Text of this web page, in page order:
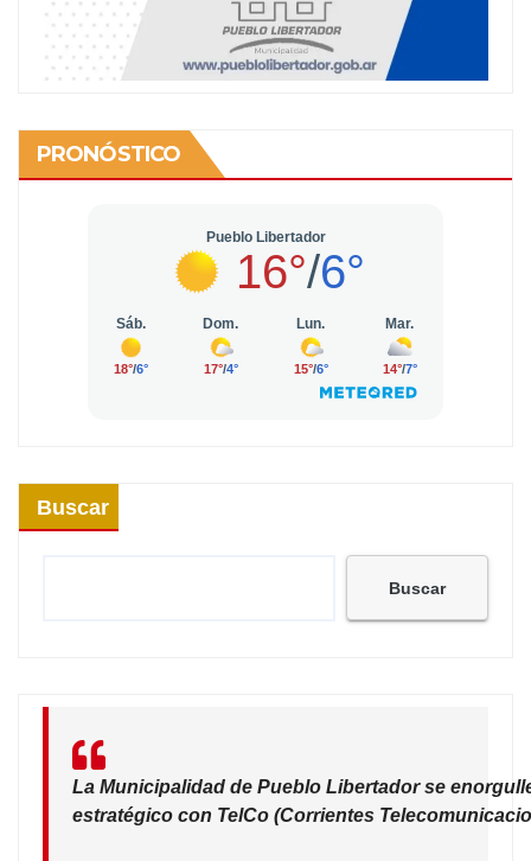
PRONÓSTICO
Buscar
Buscar
La Municipalidad de Pueblo Libertador se
estratégico con TelCo (Corrientes